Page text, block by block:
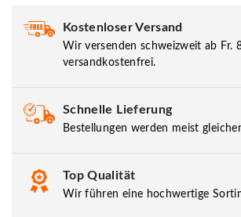
Kostenloser Versand
Wir versenden schweizweit ab Fr.
versandkostenfrei.
Schnelle Lieferung
Bestellungen werden meist
Top Qualität
Wir führen eine hochwertige